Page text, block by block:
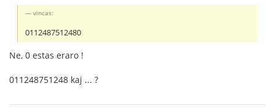
vincas:
0112487512480
Ne, 0 estas eraro !
011248751248 kaj ... ?